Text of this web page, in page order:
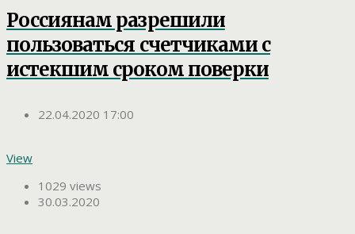
Россиянам разрешили
пользоваться счетчиками с
истекшим сроком поверки
22.04.2020 17:00
View
1029 views
30.03.2020